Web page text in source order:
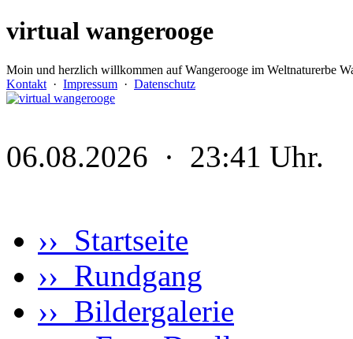
virtual wangerooge
Moin und herzlich willkommen auf Wangerooge im Weltnaturerbe
Kontakt · Impressum · Datenschutz
06.08.2026 · 23:41 Uhr.
›› Startseite
›› Rundgang
›› Bildergalerie